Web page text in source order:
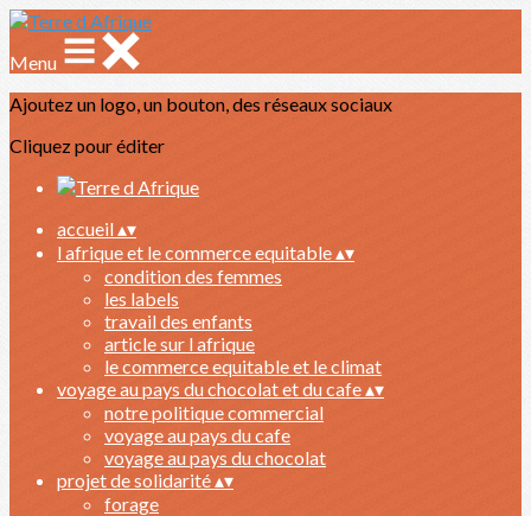
Menu
Ajoutez un logo, un bouton, des réseaux sociaux
Cliquez pour éditer
accueil▴▾
l afrique et le commerce equitable▴▾
condition des femmes
les labels
travail des enfants
article sur l afrique
le commerce equitable et le climat
voyage au pays du chocolat et du cafe▴▾
notre politique commercial
voyage au pays du cafe
voyage au pays du chocolat
projet de solidarité▴▾
forage